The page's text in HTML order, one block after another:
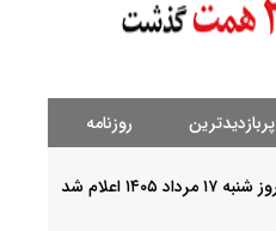
پربازدیدترین روزنامه
قیمت دینار عراق امروز شنبه ۱۷ مرداد ۱۴۰۵ اعلام شد